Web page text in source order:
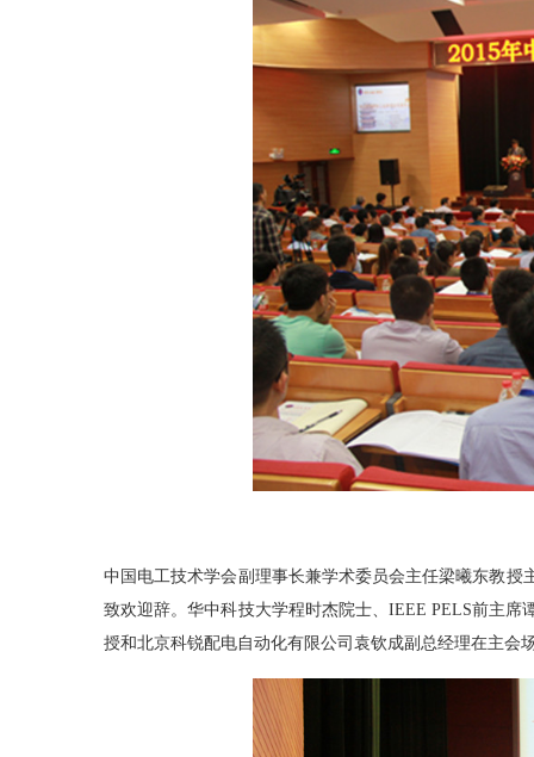
中国电工技术学会副理事长兼学术委员会主任梁曦东教
致欢迎辞。华中科技大学程时杰院士、IEEE PELS前主
授和北京科锐配电自动化有限公司袁钦成副总经理在主会